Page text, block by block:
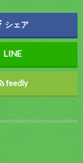
シェア
feedly